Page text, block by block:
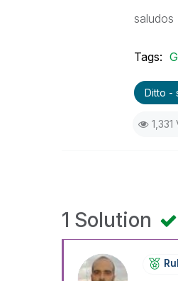
saludos
Tags:
Ditto -
1,331
1 Solution